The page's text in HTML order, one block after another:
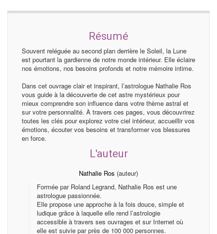
Résumé
Souvent reléguée au second plan derrière le Soleil, la Lune
est pourtant la gardienne de notre monde intérieur. Elle éclaire
nos émotions, nos besoins profonds et notre mémoire intime.
Dans cet ouvrage clair et inspirant, l’astrologue Nathalie Ros
vous guide à la découverte de cet astre mystérieux pour
mieux comprendre son influence dans votre thème astral et
sur votre personnalité. À travers ces pages, vous découvrirez
toutes les clés pour explorez votre ciel intérieur, accueillir vos
émotions, écouter vos besoins et transformer vos blessures
en force.
L'auteur
Nathalie Ros (auteur)
Formée par Roland Legrand, Nathalie Ros est une
astrologue passionnée.
Elle propose une approche à la fois douce, simple et
ludique grâce à laquelle elle rend l’astrologie
accessible à travers ses ouvrages et sur Internet où
elle est suivie par près de 100 000 personnes.